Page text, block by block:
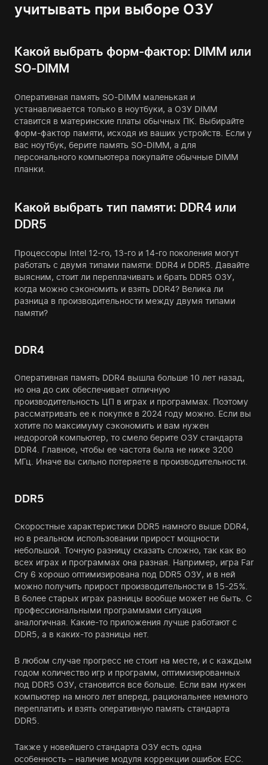
учитывать при выборе ОЗУ
Какой выбрать форм-фактор: DIMM или
SO-DIMM
Оперативная память SO-DIMM маленькая и
устанавливается только в ноутбуки, а ОЗУ DIMM
ставится в материнские платы обычных ПК. Выбирайте
форм-фактор памяти, исходя из ваших устройств. Если у
вас ноутбук, берите память SO-DIMM, а для
персонального компьютера покупайте обычные DIMM
планки.
Какой выбрать тип памяти: DDR4 или
DDR5
Процессоры Intel 12-го, 13-го и 14-го поколения могут
работать с двумя типами памяти: DDR4 и DDR5. Давайте
выясним, стоит ли переплачивать и брать DDR5 ОЗУ,
когда можно сэкономить и взять DDR4? Велика ли
разница в производительности между двумя типами
памяти?
DDR4
Оперативная память DDR4 вышла больше 10 лет назад,
но она до сих обеспечивает отличную
производительность ЦП в играх и программах. Поэтому
рассматривать ее к покупке в 2024 году можно. Если вы
хотите по максимуму сэкономить и вам нужен
недорогой компьютер, то смело берите ОЗУ стандарта
DDR4. Главное, чтобы ее частота была не ниже 3200
МГц. Иначе вы сильно потеряете в производительности.
DDR5
Скоростные характеристики DDR5 намного выше DDR4,
но в реальном использовании прирост мощности
небольшой. Точную разницу сказать сложно, так как во
всех играх и программах она разная. Например, игра Far
Cry 6 хорошо оптимизирована под DDR5 ОЗУ, и в ней
можно получить прирост производительности в 15-25%.
В более старых играх разницы вообще может не быть. С
профессиональными программами ситуация
аналогичная. Какие-то приложения лучше работают с
DDR5, а в каких-то разницы нет.
В любом случае прогресс не стоит на месте, и с каждым
годом количество игр и программ, оптимизированных
под DDR5 ОЗУ, становится все больше. Если вам нужен
компьютер на много лет вперед, рациональнее немного
переплатить и взять оперативную память стандарта
DDR5.
Также у новейшего стандарта ОЗУ есть одна
особенность – наличие модуля коррекции ошибок ECC.